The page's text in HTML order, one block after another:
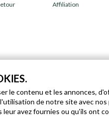
le contenu et les annonces,
de notre site avec
avez fournies ou qu'ils ont
Affiliation